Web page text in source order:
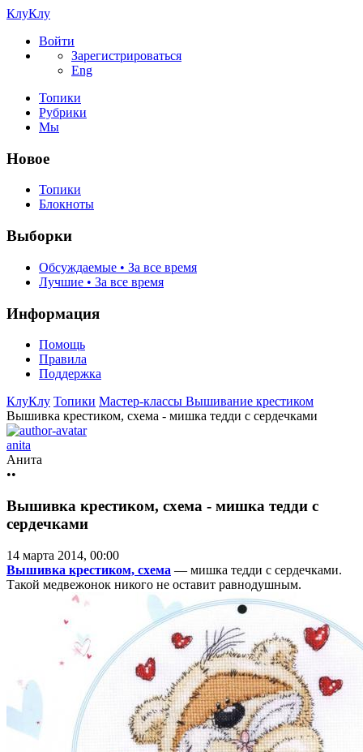
КлуКлу
Войти
Зарегистрироваться
Eng
Топики
Рубрики
Мы
Новое
Топики
Блокноты
Выборки
Обсуждаемые • За все время
Лучшие • За все время
Информация
Помощь
Правила
Поддержка
КлуКлу Топики Мастер-классы Вышивание крестиком
Вышивка крестиком, схема - мишка тедди с сердечками
anita
Анита
••
Вышивка крестиком, схема - мишка тедди с
сердечками
14 марта 2014, 00:00
Вышивка крестиком, схема — мишка тедди с сердечками.
Такой медвежонок никого не оставит равнодушным.